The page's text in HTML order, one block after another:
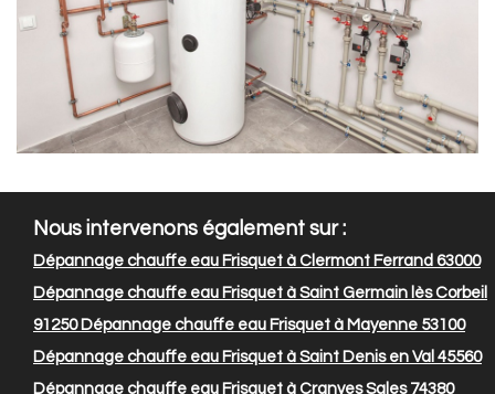
Nous intervenons également sur :
Dépannage chauffe eau Frisquet à Clermont Ferrand 63000
Dépannage chauffe eau Frisquet à Saint Germain lès Corbeil
91250Dépannage chauffe eau Frisquet à Mayenne 53100
Dépannage chauffe eau Frisquet à Saint Denis en Val 45560
Dépannage chauffe eau Frisquet à Cranves Sales 74380